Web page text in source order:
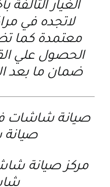
الغيار
لاتجده في
معتمدة كما
الحصول علي
ضمان ما بعد
صيانة شاشات
مركز صيانة